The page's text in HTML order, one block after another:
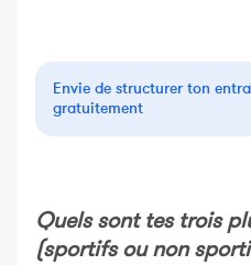
Envie de structurer ton
gratuitement
Quels sont tes trois
(sportifs ou non